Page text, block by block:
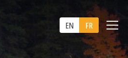
EN FR